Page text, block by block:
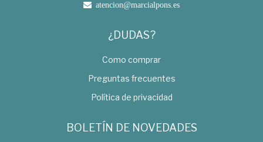
atencion@marcialpons.es
¿DUDAS?
Como comprar
Preguntas frecuentes
Política de privacidad
BOLETÍN DE NOVEDADES